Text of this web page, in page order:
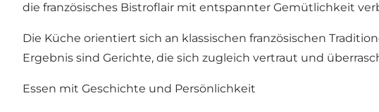
die französisches Bistroflair mit entspannter Gemütlichkeit
Die Küche orientiert sich an klassischen französischen
Ergebnis sind Gerichte, die sich zugleich vertraut und
Essen mit Geschichte und Persönlichkeit